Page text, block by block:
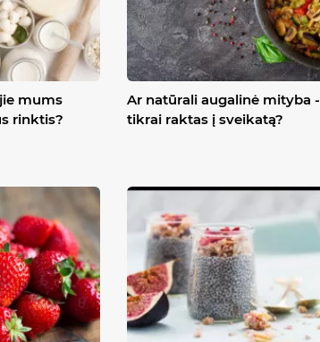
mums
rinktis?
Ar natūrali augalinė mityba -
tikrai raktas į sveikatą?